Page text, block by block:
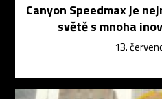
Canyon Speedmax je
světě s mnoha
13.